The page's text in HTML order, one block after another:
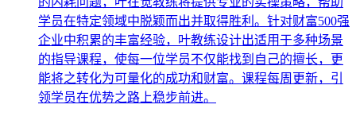
学员在特定领域中脱颖而出并取得胜利。针对财富500强
企业中积累的丰富经验，叶教练设计出适用于多种场景
的指导课程，使每一位学员不仅能找到自己的擅长，更
能将之转化为可量化的成功和财富。课程每周更新，引
领学员在优势之路上稳步前进。